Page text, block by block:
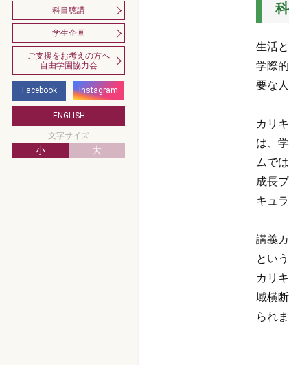
生活
学際
要な
カリ
は、
ムで
成長
キュ
講義
とい
カリ
域横
られま
科目聴講
学生企画
ご支援をお考えの方へ
自由学園協力会
Facebook Instagram
ENGLISH
文字サイズ
小 大